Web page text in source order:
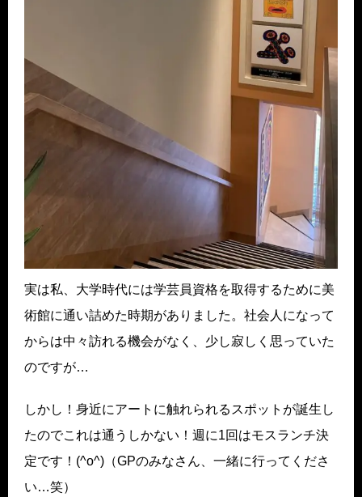
実は私、大学時代には学芸員資格を取得するために美
術館に通い詰めた時期がありました。社会人になって
からは中々訪れる機会がなく、少し寂しく思っていた
のですが…
しかし！身近にアートに触れられるスポットが誕生し
たのでこれは通うしかない！週に1回はモスランチ決
定です！(^o^)（GPのみなさん、一緒に行ってくださ
い…笑）